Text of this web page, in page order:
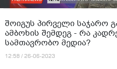
შოიგუს პირველი საჯარო
ამბოხის შემდეგ - რა
სამთავრობო მედია?
12:58 / 26-06-2023